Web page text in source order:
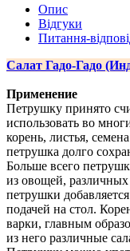
Опис
Відгуки
Питання-
Салат Гадо-Гадо
Применение
Петрушку принято
использовать во
корень, листья,
петрушка долго
Больше всего
из овощей, различных
петрушки
подачей на стол.
варки, главным
из него различные